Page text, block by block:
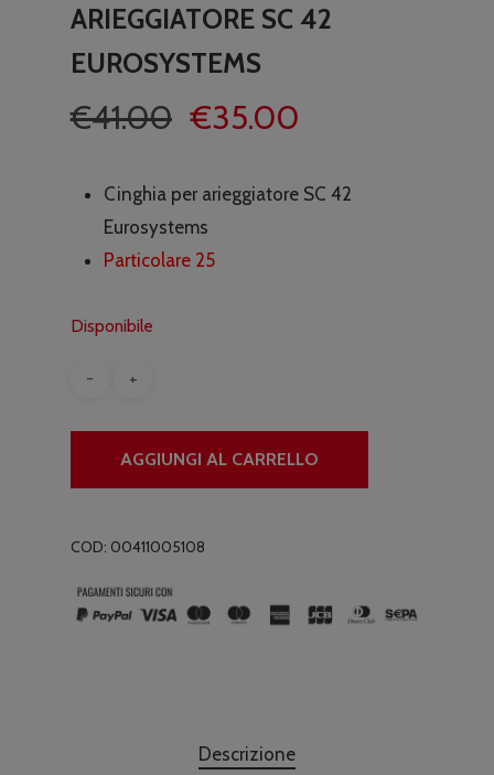
ARIEGGIATORE SC 42
EUROSYSTEMS
€41.00 Il
originale
era:
€41.00.
€35.00
attuale
Cinghia per arieggiatore SC 42
Eurosystems
Particolare 25
Disponibile
AGGIUNGI AL CARRELLO
COD: 00411005108
Descrizione